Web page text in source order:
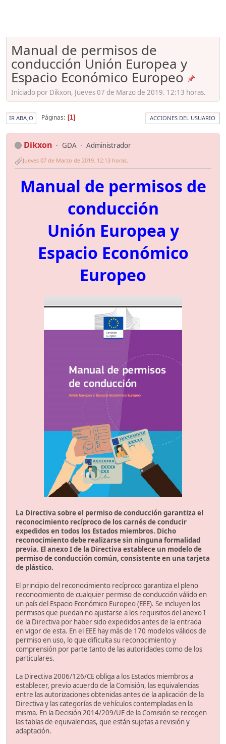
Manual de permisos de
conducción Unión Europea y
Espacio Económico Europeo
Iniciado por Dikxon, Jueves 07 de Marzo de 2019. 12:13 horas.
IR ABAJO Páginas 1 ACCIONES DEL USUARIO
Dikxon GDA Administrador
Jueves 07 de Marzo de 2019. 12:13 horas.
Manual de permisos de
conducción
Unión Europea y
Espacio Económico
Europeo
La Directiva sobre el permiso de conducción garantiza el
reconocimiento recíproco de los carnés de conducir
expedidos en todos los Estados miembros. Dicho
reconocimiento debe realizarse sin ninguna formalidad
previa. El anexo I de la Directiva establece un modelo de
permiso de conducción común, consistente en una tarjeta
de plástico.
El principio del reconocimiento recíproco garantiza el pleno
reconocimiento de cualquier permiso de conducción válido en
un país del Espacio Económico Europeo (EEE). Se incluyen los
permisos que puedan no ajustarse a los requisitos del anexo I
de la Directiva por haber sido expedidos antes de la entrada
en vigor de esta. En el EEE hay más de 170 modelos válidos de
permiso en uso, lo que dificulta su reconocimiento y
comprensión por parte tanto de las autoridades como de los
particulares.
La Directiva 2006/126/CE obliga a los Estados miembros a
establecer, previo acuerdo de la Comisión, las equivalencias
entre las autorizaciones obtenidas antes de la aplicación de la
Directiva y las categorías de vehículos contempladas en la
misma. En la Decisión 2014/209/UE de la Comisión se recogen
las tablas de equivalencias, que están sujetas a revisión y
adaptación.